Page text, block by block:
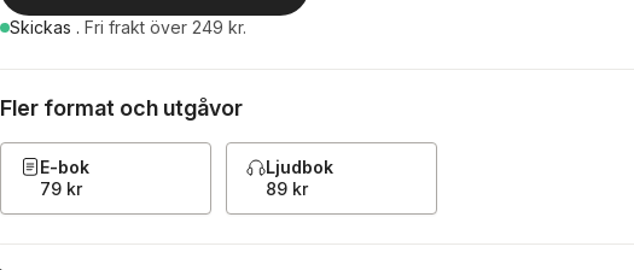
Skickas . Fri frakt över 249 kr.
Fler format och utgåvor
E-bok
79 kr
Ljudbok
89 kr